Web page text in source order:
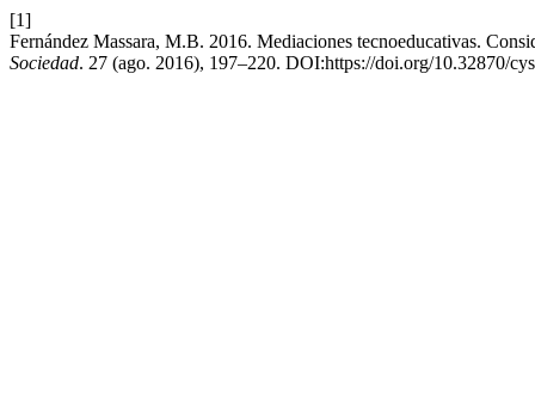
[1]
Fernández Massara, M.B. 2016. Mediaciones tecnoeducativas.
Sociedad. 27 (ago. 2016), 197–220. DOI:https://doi.org/10.32870/